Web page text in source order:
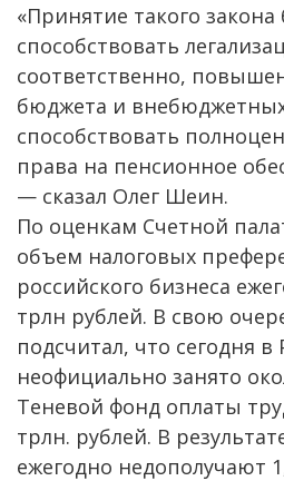
«Принятие такого закона
способствовать
соответственно,
бюджета и
способствовать
права на пенсионное
— сказал Олег Шеин.
По оценкам Счетной
объем налоговых
российского бизнеса
трлн рублей. В свою
подсчитал, что сегодня в
неофициально занято
Теневой фонд оплаты
трлн. рублей. В
ежегодно недополучают